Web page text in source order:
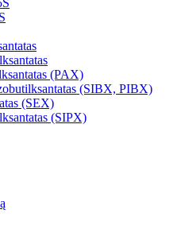
(PAX)
(SIBX, PIBX)
(SEX)
(SIPX)